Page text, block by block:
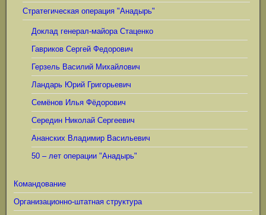
Стратегическая операция "Анадырь"
Доклад генерал-майора Стаценко
Гавриков Сергей Федорович
Герзель Василий Михайлович
Ландарь Юрий Григорьевич
Семёнов Илья Фёдорович
Середин Николай Сергеевич
Ананских Владимир Васильевич
50 – лет операции "Анадырь"
Командование
Организационно-штатная структура